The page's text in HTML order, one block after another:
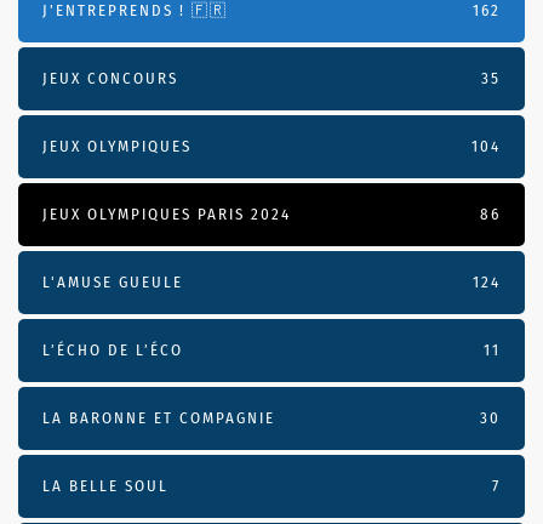
J'ENTREPRENDS ! 🇫🇷 162
JEUX CONCOURS 35
JEUX OLYMPIQUES 104
JEUX OLYMPIQUES PARIS 2024 86
L'AMUSE GUEULE 124
L’ÉCHO DE L’ÉCO 11
LA BARONNE ET COMPAGNIE 30
LA BELLE SOUL 7